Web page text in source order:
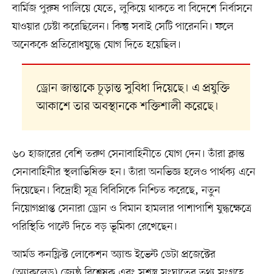
বার্মিজ পুরুষ পালিয়ে যেতে, লুকিয়ে থাকতে বা বিদেশে নির্বাসনে
যাওয়ার চেষ্টা করেছিলেন। কিন্তু সবাই সেটি পারেননি। ফলে
অনেককে প্রতিরোধযুদ্ধে যোগ দিতে হয়েছিল।
ড্রোন জান্তাকে চূড়ান্ত সুবিধা দিয়েছে। এ প্রযুক্তি
আকাশে তার অবস্থানকে শক্তিশালী করেছে।
৬০ হাজারের বেশি তরুণ সেনাবাহিনীতে যোগ দেন। তাঁরা ক্লান্ত
সেনাবাহিনীর স্থলাভিষিক্ত হন। তাঁরা অনভিজ্ঞ হলেও পার্থক্য এনে
দিয়েছেন। বিদ্রোহী সূত্র বিবিসিকে নিশ্চিত করেছে, নতুন
নিয়োগপ্রাপ্ত সেনারা ড্রোন ও বিমান হামলার পাশাপাশি যুদ্ধক্ষেত্রে
পরিস্থিতি পাল্টে দিতে বড় ভূমিকা রেখেছেন।
আর্মড কনফ্লিক্ট লোকেশন অ্যান্ড ইভেন্ট ডেটা প্রজেক্টের